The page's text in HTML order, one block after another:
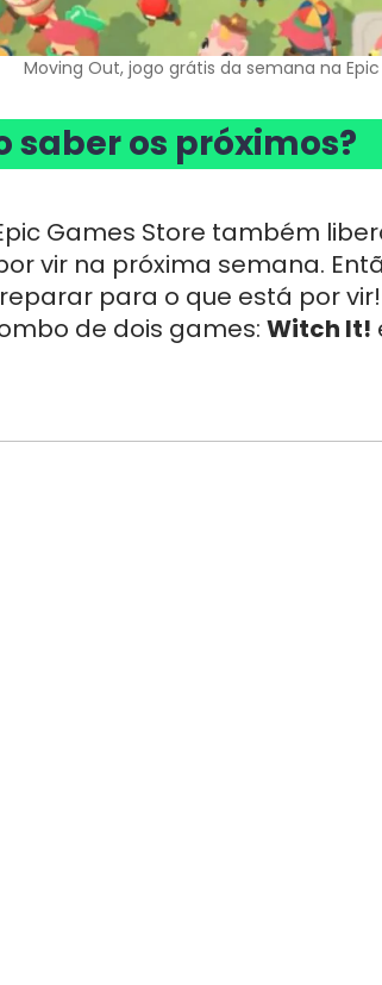
Moving Out, jogo grátis da semana na
saber os próximos?
Games Store também
vir na próxima semana.
para o que está por
de dois games: Witch It!